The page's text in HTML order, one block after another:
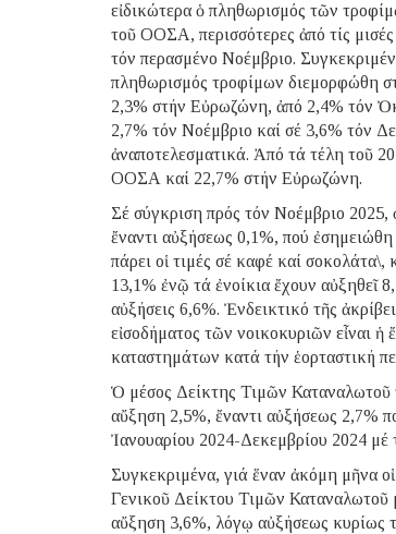
εἰδικώτερα ὁ πληθωρισμός τῶν
τοῦ ΟΟΣΑ, περισσότερες ἀπό τίς
τόν περασμένο Νοέμβριο.
πληθωρισμός τροφίμων διεμορφώθη
2,3% στήν Εὐρωζώνη, ἀπό 2,4% τόν
2,7% τόν Νοέμβριο καί σέ 3,6% τόν
ἀναποτελεσματικά. Ἀπό τά τέλη τοῦ
ΟΟΣΑ καί 22,7% στήν Εὐρωζώνη.
Σέ σύγκριση πρός τόν Νοέμβριο
ἔναντι αὐξήσεως 0,1%, πού
πάρει οἱ τιμές σέ καφέ καί
13,1% ἐνῷ τά ἐνοίκια ἔχουν αὐξηθεῖ
αὐξήσεις 6,6%. Ἐνδεικτικό τῆς
εἰσοδήματος τῶν νοικοκυριῶν εἶναι
καταστημάτων κατά τήν ἑορταστική
Ὁ μέσος Δείκτης Τιμῶν Καταναλωτοῦ
αὔξηση 2,5%, ἔναντι αὐξήσεως 2,7%
Ἰανουαρίου 2024-Δεκεμβρίου 2024
Συγκεκριμένα, γιά ἕναν ἀκόμη μῆνα
Γενικοῦ Δείκτου Τιμῶν Καταναλωτοῦ
αὔξηση 3,6%, λόγῳ αὐξήσεως κυρίως